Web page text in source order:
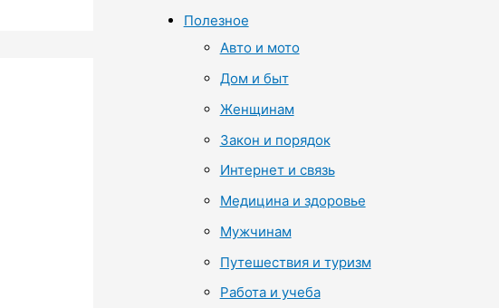
Полезное
Авто и мото
Дом и быт
Женщинам
Закон и порядок
Интернет и связь
Медицина и здоровье
Мужчинам
Путешествия и туризм
Работа и учеба